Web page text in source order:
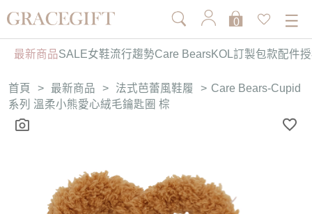
0
最新商品SALE女鞋流行趨勢Care BearsKOL訂製包款配件
首頁 > 最新商品 > 法式芭蕾風鞋履 > Care Bears-Cupid
系列 溫柔小熊愛心絨毛鑰匙圈 棕